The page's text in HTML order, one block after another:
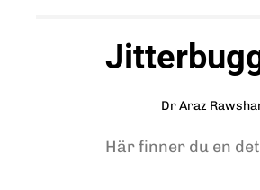
IN:
Dr Araz
on:
Här finner du en